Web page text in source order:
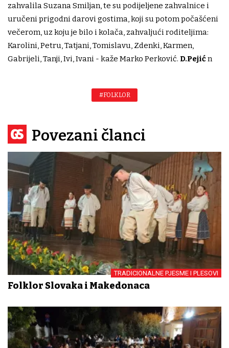
zahvalila Suzana Smiljan, te su podijeljene zahvalnice i
uručeni prigodni darovi gostima, koji su potom počašćeni
večerom, uz koju je bilo i kolača, zahvaljući roditeljima:
Karolini, Petru, Tatjani, Tomislavu, Zdenki, Karmen,
Gabrijeli, Tanji, Ivi, Ivani - kaže Marko Perković. D.Pejićn
#FOLKLOR
Povezani članci
TRADICIONALNE PJESME I PLESOVI
Folklor Slovaka i Makedonaca